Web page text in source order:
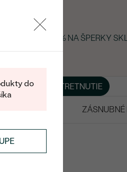
FRIDAY: −25 % NA ŠPERKY
DOHODNÚŤ STRETNUTIE
ZÁSNUBNÉ
do